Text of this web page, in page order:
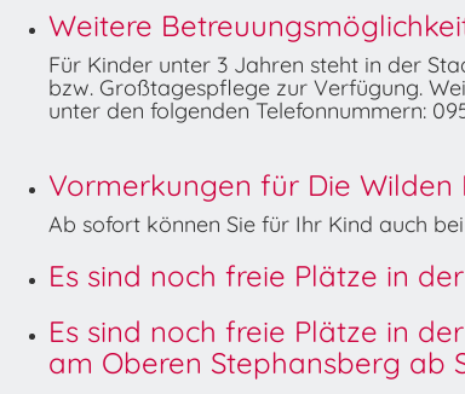
Weitere
Für Kinder unter 3 Jahren steht in der
bzw. Großtagespflege zur Verfügung.
unter den folgenden Telefonnummern:
Vormerkungen für Die
Ab sofort können Sie für Ihr Kind auch
Es sind noch freie Plätze in
Es sind noch freie Plätze in
am Oberen Stephansberg ab